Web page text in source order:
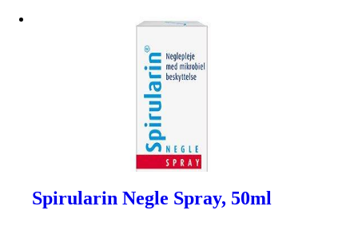
Spirularin Negle Spray, 50ml